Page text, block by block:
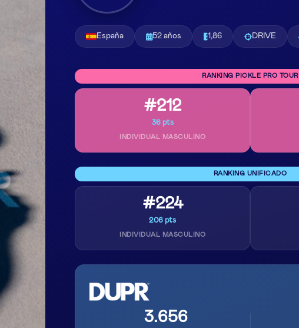
España 52 años 1,86 DRIVE
RANKING PICKLE PRO TOUR
#212
36 pts
INDIVIDUAL MASCULINO
RANKING UNIFICADO
#224
206 pts
INDIVIDUAL MASCULINO
3.656